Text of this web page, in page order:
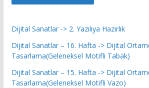
Dijital Sanatlar -> 2. Yazılıya Hazırlık
Dijital Sanatlar – 16. Hafta -> Dijital
Tasarlama(Geleneksel Motifli Tabak)
Dijital Sanatlar – 15. Hafta -> Dijital
Tasarlama(Geleneksel Motifli Vazo)